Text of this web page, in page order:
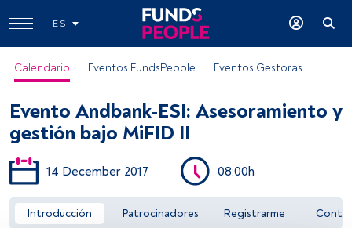
ES
Calendario Eventos FundsPeople Eventos Gestoras
Evento Andbank-ESI: Asesoramiento y
gestión bajo MiFID II
14 December 2017 08:00h
Introducción Patrocinadores Registrarme